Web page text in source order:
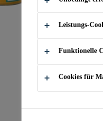
Leistungs-
Funktionelle
Cookies für